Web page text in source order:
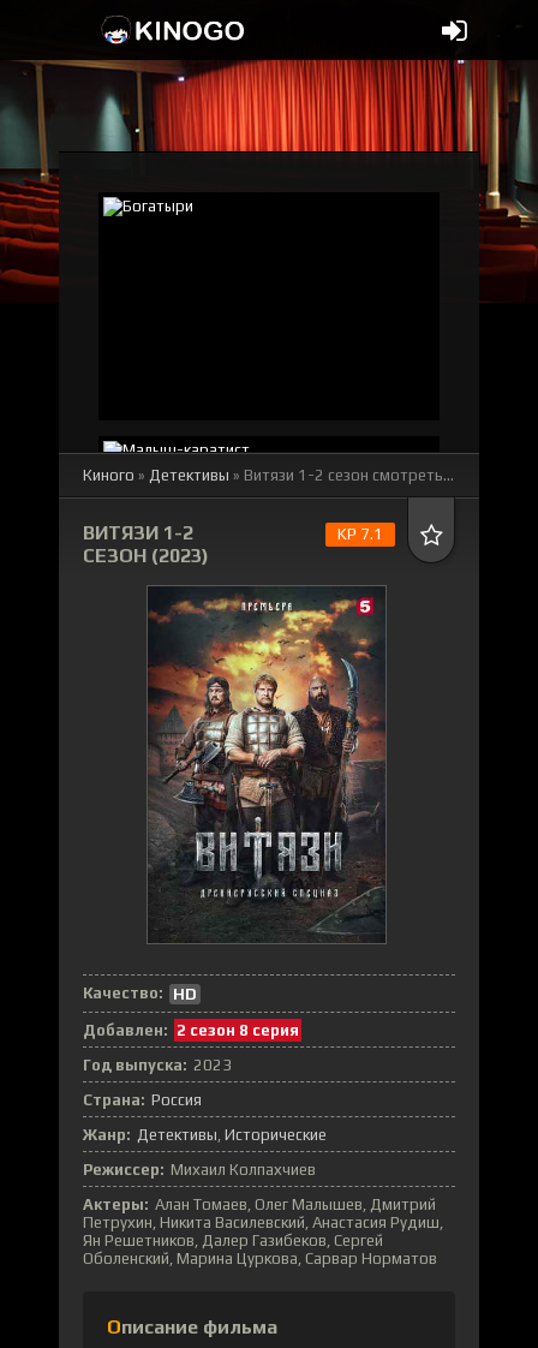
Киного » Детективы » Витязи 1-2 сезон смотреть онлайн бесплатно
ВИТЯЗИ 1-2
СЕЗОН (2023)
KP 7.1
Качество:
HD
Добавлен: 2 сезон 8 серия
Год выпуска: 2023
Страна: Россия
Жанр: Детективы Исторические
Режиссер: Михаил Колпахчиев
Актеры: Алан Томаев, Олег Малышев, Дмитрий
Петрухин, Никита Василевский, Анастасия Рудиш,
Ян Решетников, Далер Газибеков, Сергей
Оболенский, Марина Цуркова, Сарвар Норматов
Описание фильма